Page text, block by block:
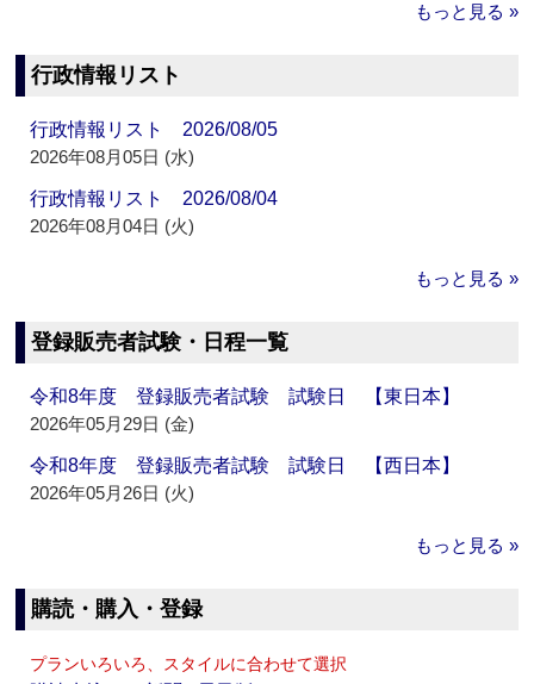
もっと見る »
行政情報リスト
行政情報リスト 2026/08/05
2026年08月05日 (水)
行政情報リスト 2026/08/04
2026年08月04日 (火)
もっと見る »
登録販売者試験・日程一覧
令和8年度 登録販売者試験 試験日 【東日本】
2026年05月29日 (金)
令和8年度 登録販売者試験 試験日 【西日本】
2026年05月26日 (火)
もっと見る »
購読・購入・登録
プランいろいろ、スタイルに合わせて選択